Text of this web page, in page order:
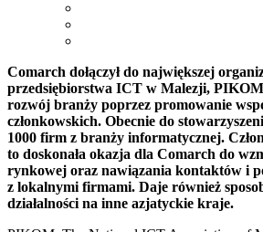
Comarch dołączył do największej
przedsiębiorstwa ICT w Malezji,
rozwój branży poprzez promowanie
członkowskich. Obecnie do
1000 firm z branży informatycznej.
to doskonała okazja dla Comarch do
rynkowej oraz nawiązania kontaktów i
z lokalnymi firmami. Daje również
działalności na inne azjatyckie kraje.